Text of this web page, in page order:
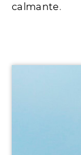
calmante.